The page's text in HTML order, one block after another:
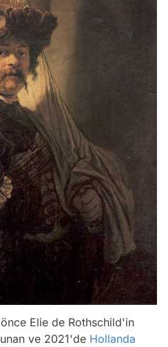
Elie de Rothschild'in
ve 2021'de Hollanda